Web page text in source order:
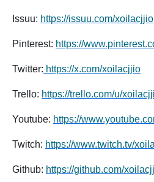
Issuu: https://issuu.com/xoilacjjio
Pinterest: https://
Twitter: https://x.com/xoilacjjio
Trello: https://trello.com/u/
Youtube: https://
Twitch: https://www.twitch.tv/
Github: https://github.com/